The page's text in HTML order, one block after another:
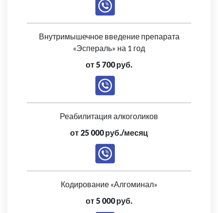
Внутримышечное введение препарата
«Эспераль» на 1 год
от 5 700 руб.
Реабилитация алкоголиков
от 25 000 руб./месяц
Кодирование «Алгоминал»
от 5 000 руб.